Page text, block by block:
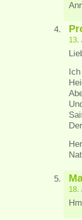
13.
18.